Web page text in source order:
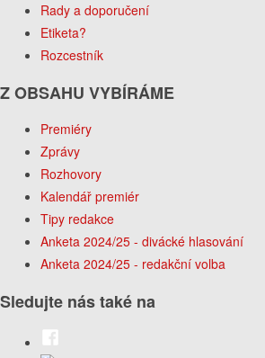
Rady a doporučení
Etiketa?
Rozcestník
Z OBSAHU VYBÍRÁME
Premiéry
Zprávy
Rozhovory
Kalendář premiér
Tipy redakce
Anketa 2024/25 - divácké hlasování
Anketa 2024/25 - redakční volba
Sledujte nás také na